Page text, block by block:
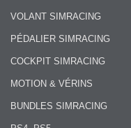
VOLANT SIMRACING
PÉDALIER SIMRACING
COCKPIT SIMRACING
MOTION & VÉRINS
BUNDLES SIMRACING